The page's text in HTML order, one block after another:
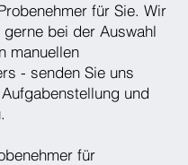
für Sie. Wir
gerne bei der Auswahl
manuellen
- senden Sie uns
und
für